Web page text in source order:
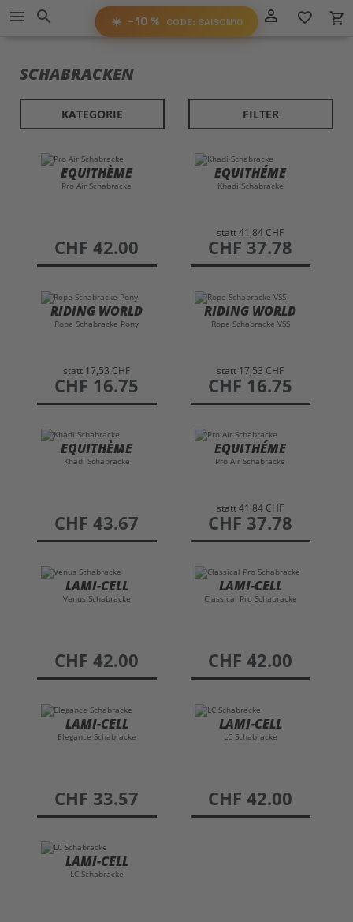
−10%RABATTAUF ALLES!
☀️ −10 % CODE: SAISON10
Direkt
zum
Inhalt
person_outline favorite_border local_grocery_store
menu search
SCHABRACKEN
KATEGORIE FILTER
EQUITHÈME
Pro Air Schabracke
preis
CHF 42.00
EQUITHÉME
Khadi Schabracke
statt41,84 CHF
preis
CHF 37.78
RIDING WORLD
Rope Schabracke Pony
statt 17,53 CHF
preis
CHF 16.75
RIDING WORLD
Rope Schabracke VSS
statt 17,53 CHF
preis
CHF 16.75
EQUITHÈME
Khadi Schabracke
preis
CHF 43.67
EQUITHÉME
Pro Air Schabracke
statt41,84 CHF
preis
CHF 37.78
LAMI-CELL
Venus Schabracke
preis
CHF 42.00
LAMI-CELL
Classical Pro Schabracke
preis
CHF 42.00
LAMI-CELL
Elegance Schabracke
preis
CHF 33.57
LAMI-CELL
LC Schabracke
preis
CHF 42.00
LAMI-CELL
LC Schabracke